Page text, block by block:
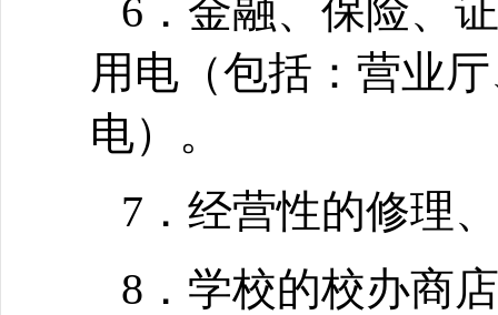
6．金融、保险、
用电（包括：营业
电）。
7．经营性的修理
8．学校的校办商